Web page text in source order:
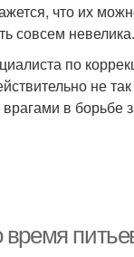
что их
совсем невелика.
по
не
в борьбе
время